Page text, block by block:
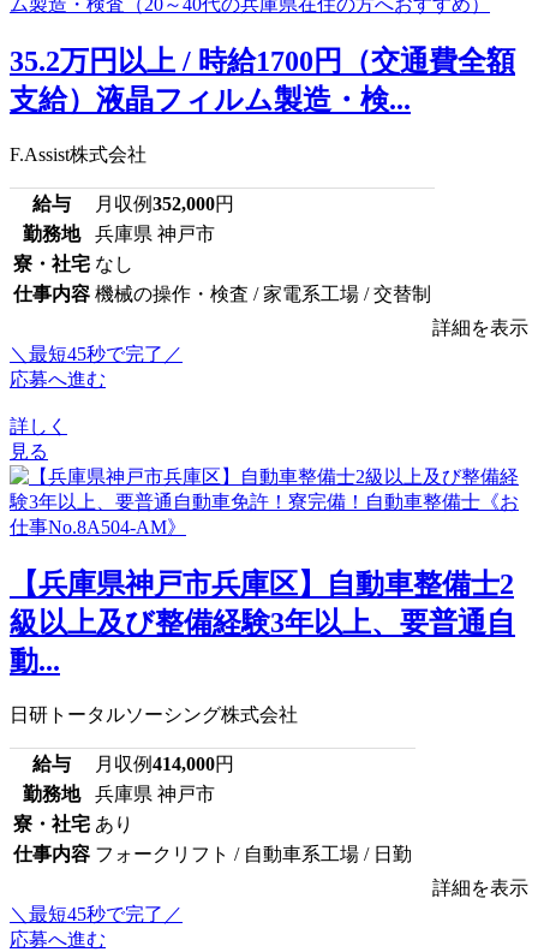
35.2万円以上 / 時給1700円（交通費全額
支給）液晶フィルム製造・検...
F.Assist株式会社
給与 月収例352,000円
勤務地
兵庫県 神戸市
寮・社宅 なし
仕事内容 機械の操作・検査 / 家電系工場 / 交替制
詳細を表示
＼最短45秒で完了／
応募へ進む
詳しく
見る
【兵庫県神戸市兵庫区】自動車整備士2
級以上及び整備経験3年以上、要普通自
動...
日研トータルソーシング株式会社
給与 月収例414,000円
勤務地
兵庫県 神戸市
寮・社宅 あり
仕事内容 フォークリフト / 自動車系工場 / 日勤
詳細を表示
＼最短45秒で完了／
応募へ進む